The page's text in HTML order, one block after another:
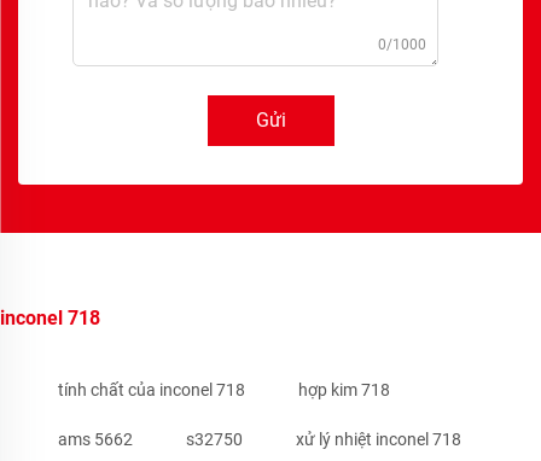
0/1000
Gửi
inconel 718
tính chất của inconel 718 hợp kim 718
ams 5662 s32750 xử lý nhiệt inconel 718